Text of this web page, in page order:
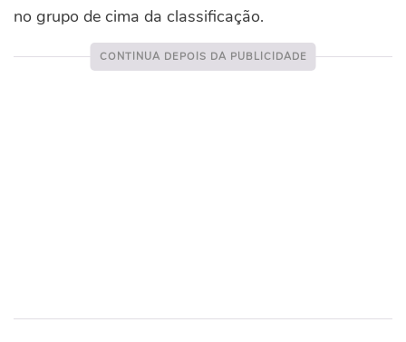
no grupo de cima da classificação.